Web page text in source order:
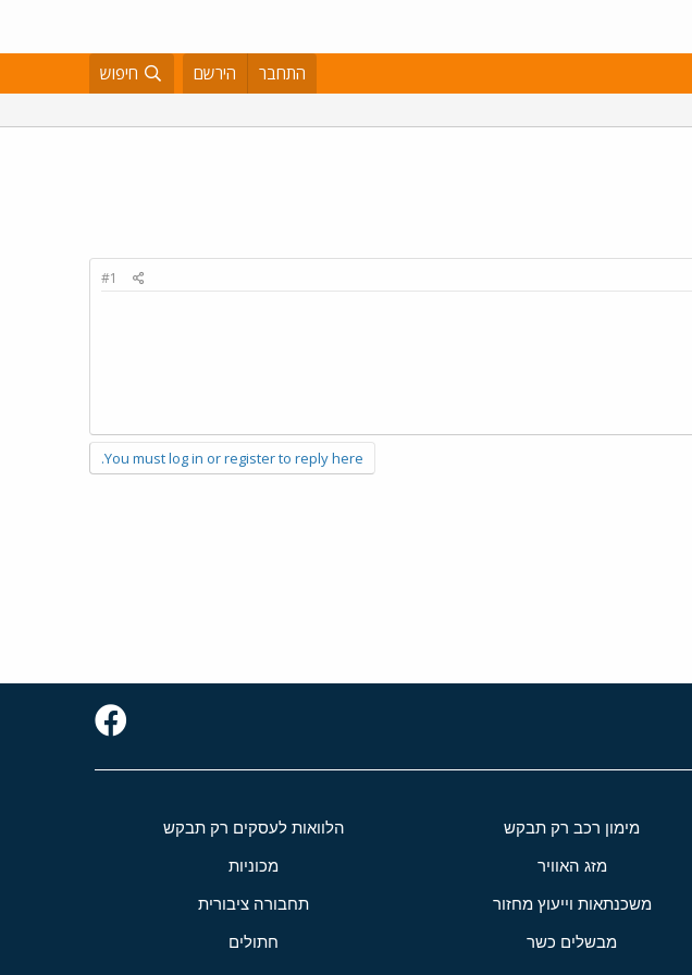
התחבר הירשם חיפוש
#1
You must log in or register to reply here.
מימון רכב רק תבקש הלוואות לעסקים רק תבקש
מזג האוויר מכוניות
משכנתאות וייעוץ מחזור תחבורה ציבורית
מבשלים כשר חתולים